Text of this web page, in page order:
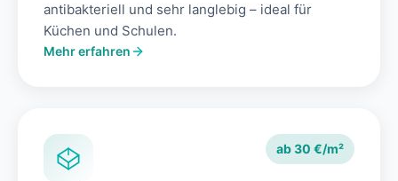
antibakteriell und sehr langlebig – ideal für
Küchen und Schulen.
Mehr erfahren
ab 30 €/m²